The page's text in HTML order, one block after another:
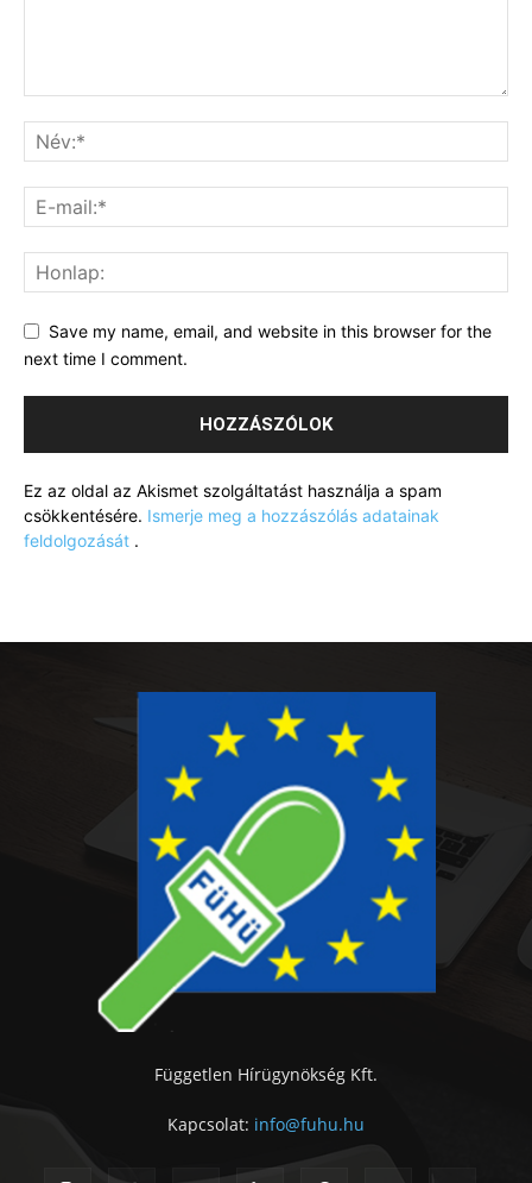
Save my name, email, and website in this browser for the
next time I comment.
Ez az oldal az Akismet szolgáltatást használja a spam
csökkentésére. Ismerje meg a hozzászólás adatainak
feldolgozását .
Független Hírügynökség Kft.
Kapcsolat: info@fuhu.hu